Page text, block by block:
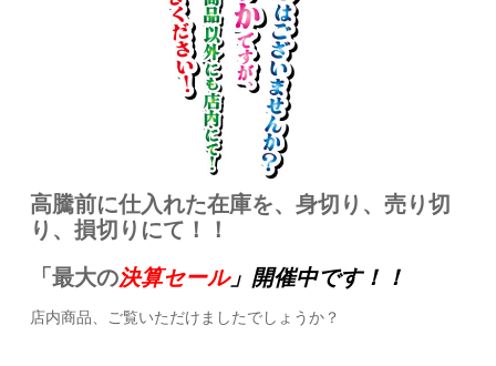
高騰前に仕入れた在庫を、身切り、売り切
り、損切りにて！！
「最大の決算セール」開催中です！！
店内商品、ご覧いただけましたでしょうか？